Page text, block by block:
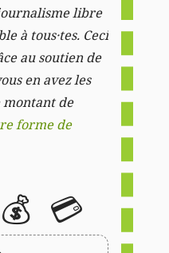
libre
à tous·tes. Ceci
au soutien de
en avez les
montant de
forme de
💰 💳